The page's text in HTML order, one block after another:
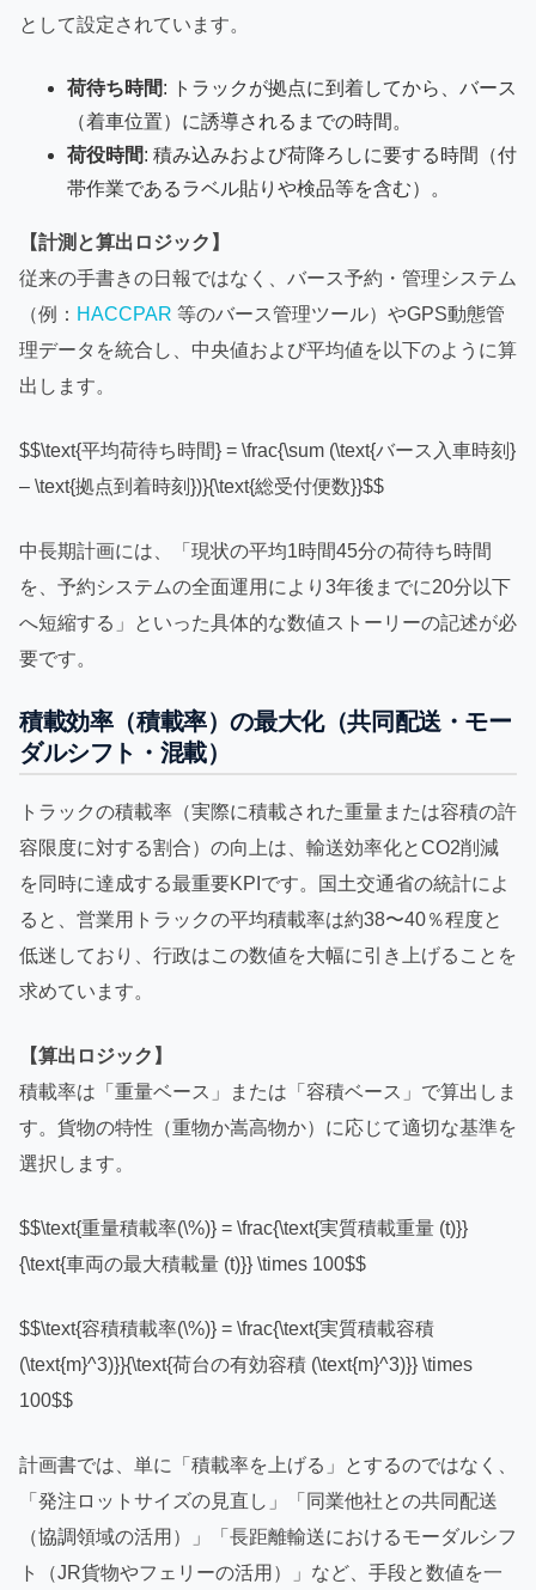
として設定されています。
荷待ち時間: トラックが拠点に到着してから、バース
（着車位置）に誘導されるまでの時間。
荷役時間: 積み込みおよび荷降ろしに要する時間（付
帯作業であるラベル貼りや検品等を含む）。
【計測と算出ロジック】
従来の手書きの日報ではなく、バース予約・管理システム
（例： HACCPAR 等のバース管理ツール）やGPS動態管
理データを統合し、中央値および平均値を以下のように算
出します。
$$\text{平均荷待ち時間} = \frac{\sum (\text{バース入車時刻}
– \text{拠点到着時刻})}{\text{総受付便数}}$$
中長期計画には、「現状の平均1時間45分の荷待ち時間
を、予約システムの全面運用により3年後までに20分以下
へ短縮する」といった具体的な数値ストーリーの記述が必
要です。
積載効率（積載率）の最大化（共同配送・モー
ダルシフト・混載）
トラックの積載率（実際に積載された重量または容積の許
容限度に対する割合）の向上は、輸送効率化とCO2削減
を同時に達成する最重要KPIです。国土交通省の統計によ
ると、営業用トラックの平均積載率は約38〜40％程度と
低迷しており、行政はこの数値を大幅に引き上げることを
求めています。
【算出ロジック】
積載率は「重量ベース」または「容積ベース」で算出しま
す。貨物の特性（重物か嵩高物か）に応じて適切な基準を
選択します。
$$\text{重量積載率(\%)} = \frac{\text{実質積載重量 (t)}}
{\text{車両の最大積載量 (t)}} \times 100$$
$$\text{容積積載率(\%)} = \frac{\text{実質積載容積
(\text{m}^3)}}{\text{荷台の有効容積 (\text{m}^3)}} \times
100$$
計画書では、単に「積載率を上げる」とするのではなく、
「発注ロットサイズの見直し」「同業他社との共同配送
（協調領域の活用）」「長距離輸送におけるモーダルシフ
ト（JR貨物やフェリーの活用）」など、手段と数値を一